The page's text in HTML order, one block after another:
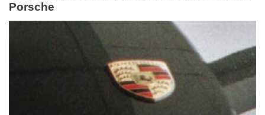
Porsche